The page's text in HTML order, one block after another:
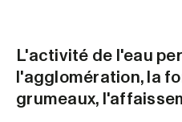
L'activité de l'eau
l'agglomération, la
grumeaux,